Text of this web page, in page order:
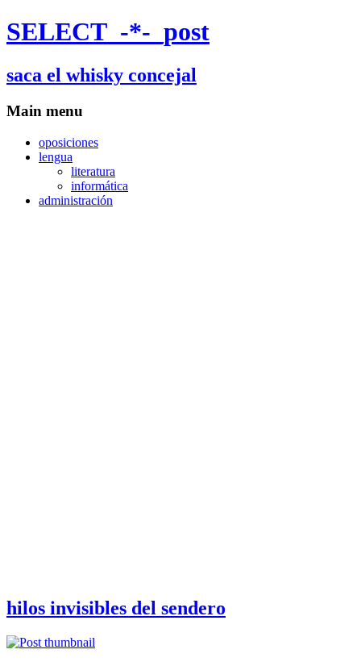
SELECT_-*-_post
saca el whisky concejal
Main menu
oposiciones
lengua
literatura
informática
administración
hilos invisibles del sendero